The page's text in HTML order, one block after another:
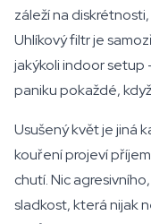
záleží na
Uhlíkový filtr je
jakýkoli indoor
paniku pokaždé,
Usušený květ je jiná
kouření projeví
chutí. Nic
sladkost, která nijak